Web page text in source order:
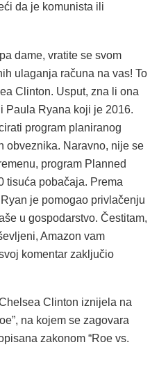
da je komunista ili
dame, vratite se svom
ulaganja računa na vas! To
Clinton. Usput, zna li ona
Paula Ryana koji je 2016.
program planiranog
obveznika. Naravno, nije se
program Planned
tisuća pobačaja. Prema
je pomogao privlačenju
u gospodarstvo. Čestitam,
Amazon vam
komentar zaključio
Clinton iznijela na
na kojem se zagovara
zakonom “Roe vs.